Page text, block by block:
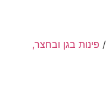
/ פינות בגן ובחצר,